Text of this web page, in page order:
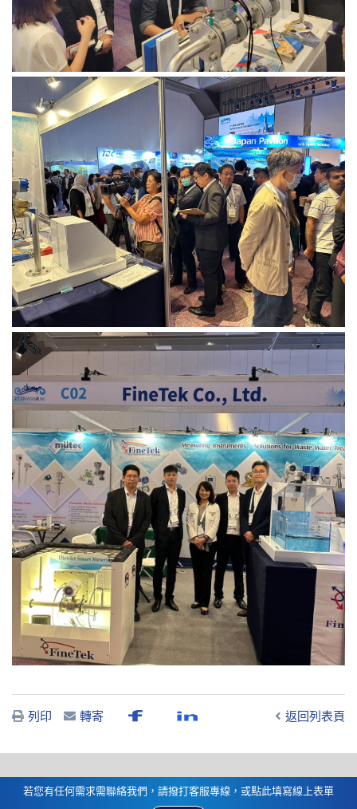
列印 轉寄 返回列表頁
若您有任何需求需聯絡我們，請撥打客服專線，或點此填寫線上表單